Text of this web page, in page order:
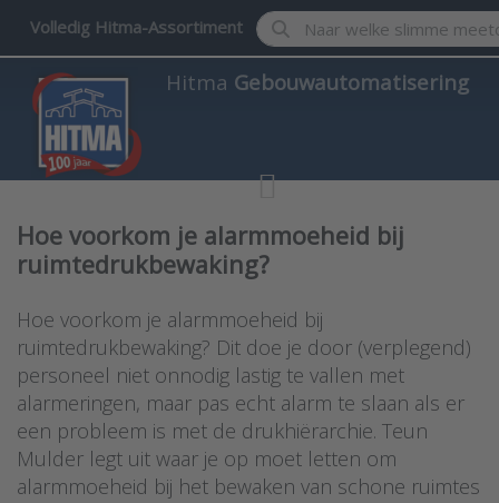
Volledig Hitma-Assortiment Enter a search term.
Hitma Gebouwautomatisering
Hoe voorkom je alarmmoeheid bij
ruimtedrukbewaking?
Hoe voorkom je alarmmoeheid bij
ruimtedrukbewaking? Dit doe je door (verplegend)
personeel niet onnodig lastig te vallen met
alarmeringen, maar pas echt alarm te slaan als er
een probleem is met de drukhiërarchie. Teun
Mulder legt uit waar je op moet letten om
alarmmoeheid bij het bewaken van schone ruimtes